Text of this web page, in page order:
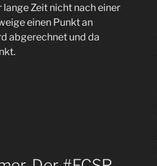
lange Zeit nicht nach einer
einen Punkt an
abgerechnet und da